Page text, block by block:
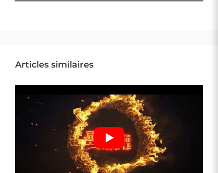
Articles similaires